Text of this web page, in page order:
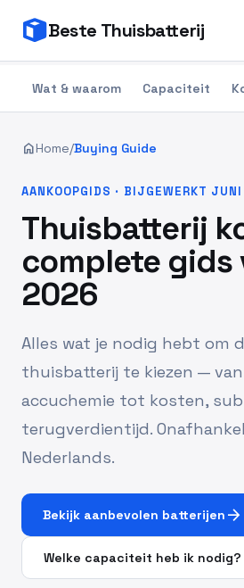
Beste Thuisbatterij
Wat & waarom Capaciteit
homeHome/Buying Guide
AANKOOPGIDS · BIJGEWERKT
Thuisbatterij
complete gids
2026
Alles wat je nodig hebt om
thuisbatterij te kiezen —
accuchemie tot kosten,
terugverdientijd.
Nederlands.
Bekijk aanbevolen batterijen arrow_forward
Welke capaciteit heb ik nodig?